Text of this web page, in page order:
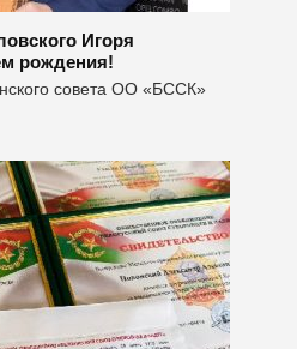
Игоря
рождения!
совета ОО «БССК»